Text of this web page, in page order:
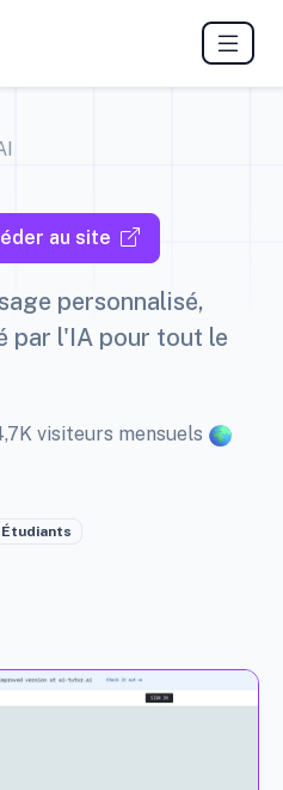
au site
personnalisé,
par l'IA pour tout le
visiteurs mensuels
Étudiants